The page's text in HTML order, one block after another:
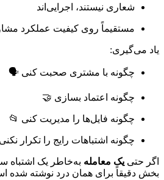
شعاری نیستند، اجرایی‌اند
مستقیماً روی کیفیت عملکرد
یاد می‌گیری:
چگونه با مشتری صحبت کنی 🗣️
چگونه اعتماد بسازی 🤝
چگونه فایل‌ها را مدیریت کنی 📂
چگونه اشتباهات رایج را تکرار
اگر حتی یک معامله به‌خاطر یک اشتباه
بخش دقیقاً برای همان درد نوشته شده